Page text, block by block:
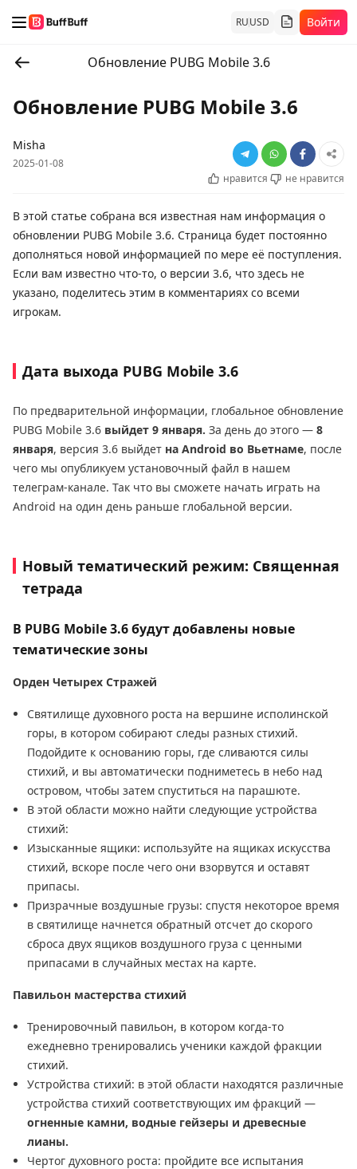
RUUSD Войти
Обновление PUBG Mobile 3.6
Обновление PUBG Mobile 3.6
Misha
2025-01-08
нравится
не нравится
В этой статье собрана вся известная нам информация о
обновлении PUBG Mobile 3.6. Страница будет постоянно
дополняться новой информацией по мере её поступления.
Если вам известно что-то, о версии 3.6, что здесь не
указано, поделитесь этим в комментариях со всеми
игрокам.
Дата выхода PUBG Mobile 3.6
По предварительной информации, глобальное обновление
PUBG Mobile 3.6 выйдет 9 января. За день до этого — 8
января, версия 3.6 выйдет на Android во Вьетнаме, после
чего мы опубликуем установочный файл в нашем
телеграм-канале. Так что вы сможете начать играть на
Android на один день раньше глобальной версии.
Новый тематический режим: Священная
тетрада
В PUBG Mobile 3.6 будут добавлены новые
тематические зоны
Орден Четырех Стражей
Святилище духовного роста на вершине исполинской
горы, в котором собирают следы разных стихий.
Подойдите к основанию горы, где сливаются силы
стихий, и вы автоматически подниметесь в небо над
островом, чтобы затем спуститься на парашюте.
В этой области можно найти следующие устройства
стихий:
Изысканные ящики: используйте на ящиках искусства
стихий, вскоре после чего они взорвутся и оставят
припасы.
Призрачные воздушные грузы: спустя некоторое время
в святилище начнется обратный отсчет до скорого
сброса двух ящиков воздушного груза с ценными
припасами в случайных местах на карте.
Павильон мастерства стихий
Тренировочный павильон, в котором когда-то
ежедневно тренировались ученики каждой фракции
стихий.
Устройства стихий: в этой области находятся различные
устройства стихий соответствующих им фракций —
огненные камни, водные гейзеры и древесные
лианы.
Чертог духовного роста: пройдите все испытания